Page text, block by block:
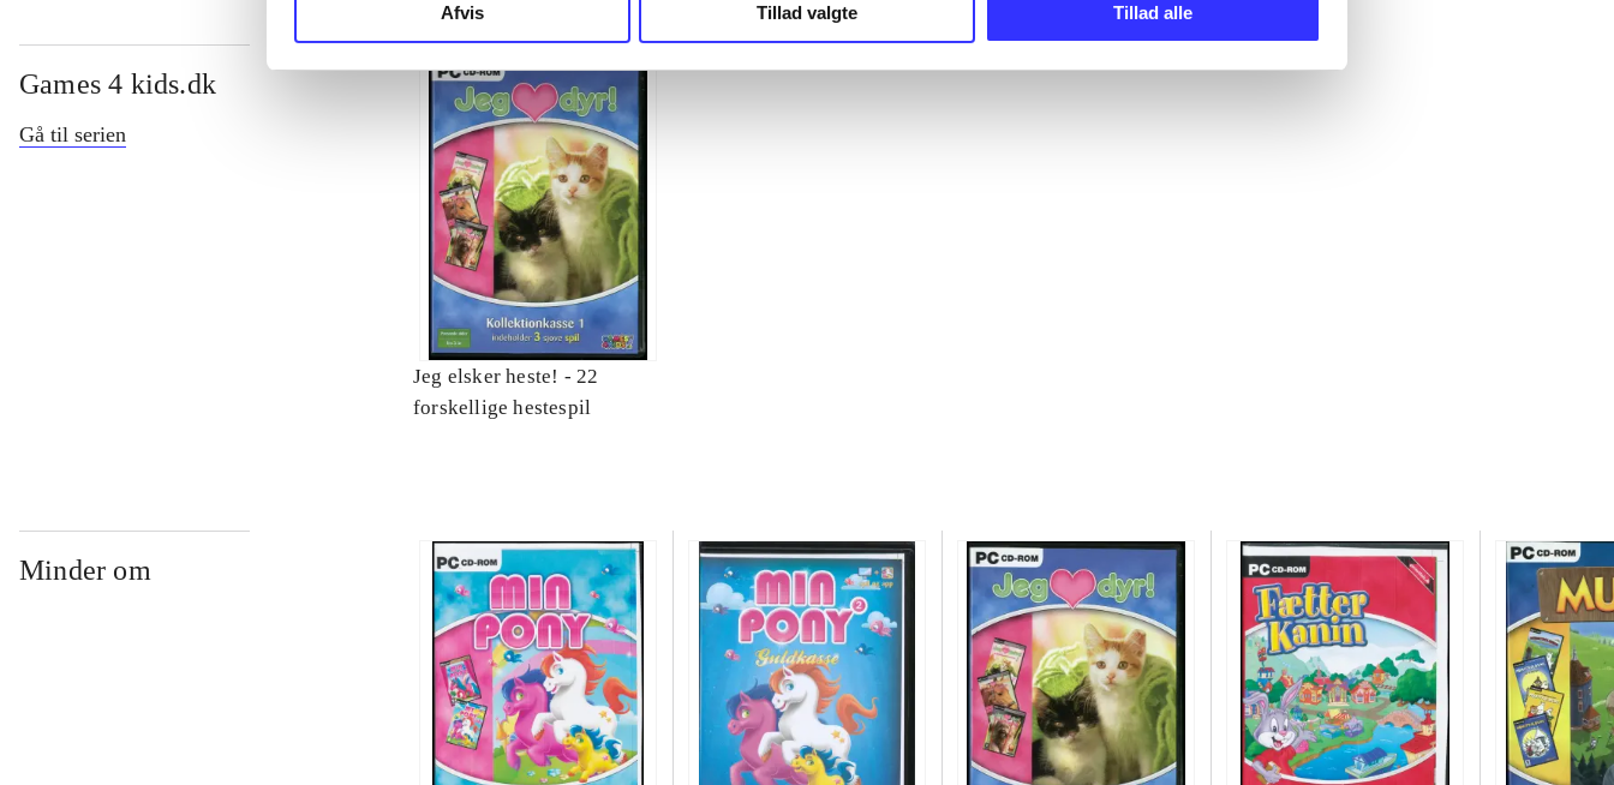
Afvis Tillad valgte Tillad alle
Games 4 kids.dk
Gå til serien
Jeg elsker heste! - 22
forskellige hestespil
Minder om